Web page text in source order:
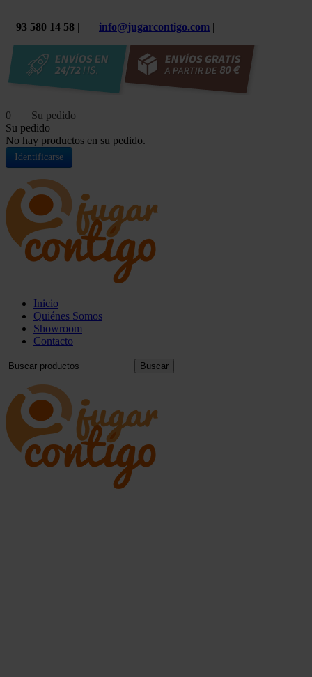
93 580 14 58 | info@jugarcontigo.com |
0
Su pedido
No hay productos en su pedido.
Identificarse
Inicio
Quiénes Somos
Showroom
Contacto
Buscar